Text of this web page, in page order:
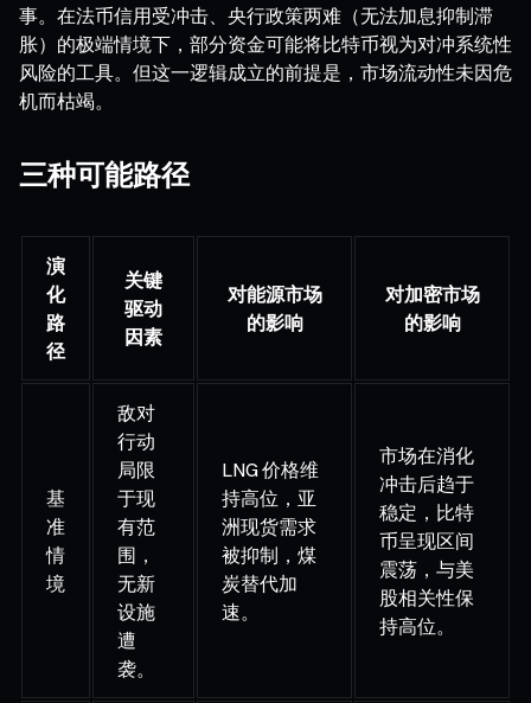
事。在法币信用受冲击、央行政策两难（无法加息抑制滞
胀）的极端情境下，部分资金可能将比特币视为对冲系统性
风险的工具。但这一逻辑成立的前提是，市场流动性未因危
机而枯竭。
三种可能路径
演
化
路
径
关键
驱动
因素
对能源市场
的影响
对加密市场
的影响
基
准
情
境
敌对
行动
局限
于现
有范
围，
无新
设施
遭
袭。
LNG 价格维
持高位，亚
洲现货需求
被抑制，煤
炭替代加
速。
市场在消化
冲击后趋于
稳定，比特
币呈现区间
震荡，与美
股相关性保
持高位。